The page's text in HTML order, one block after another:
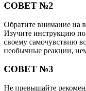
СОВЕТ №2
Обратите внимание на
Изучите инструкцию
своему самочувствию
необычные реакции,
СОВЕТ №3
Не превышайте